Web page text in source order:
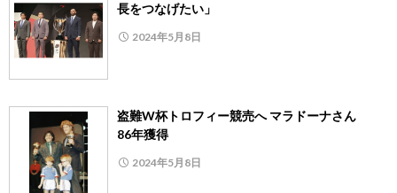
長をつなげたい」
2024年5月8日
盗難W杯トロフィー競売へ マラドーナさん
86年獲得
2024年5月8日